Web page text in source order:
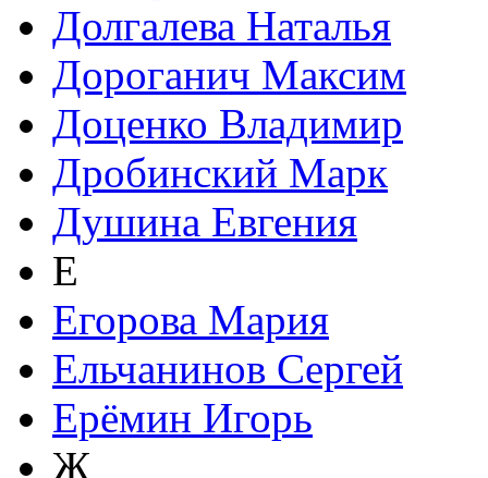
Долгалева Наталья
Дороганич Максим
Доценко Владимир
Дробинский Марк
Душина Евгения
Е
Егорова Мария
Ельчанинов Сергей
Ерёмин Игорь
Ж